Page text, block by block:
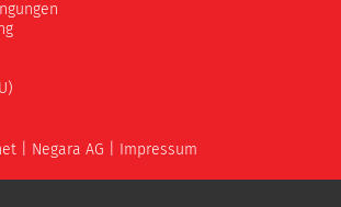
| Negara AG Impressum